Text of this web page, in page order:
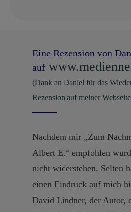
Eine Rezension von
auf
(Dank an Daniel für das
Rezension auf meiner
Nachdem mir „Zum
Albert E.“ empfohlen
nicht widerstehen. Selten
einen Eindruck auf mich
David Lindner, der Autor,